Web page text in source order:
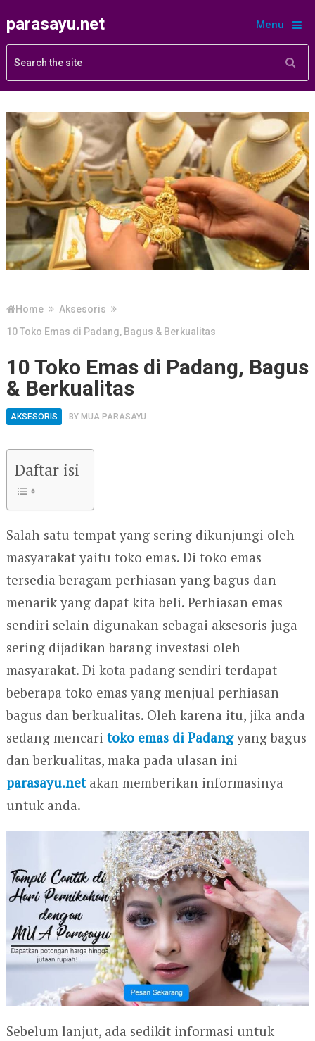
parasayu.net Menu
Home
Aksesoris
10 Toko Emas di Padang, Bagus & Berkualitas
10 Toko Emas di Padang, Bagus
& Berkualitas
AKSESORIS BY MUA PARASAYU
Daftar isi
Salah satu tempat yang sering dikunjungi oleh
masyarakat yaitu toko emas. Di toko emas
tersedia beragam perhiasan yang bagus dan
menarik yang dapat kita beli. Perhiasan emas
sendiri selain digunakan sebagai aksesoris juga
sering dijadikan barang investasi oleh
masyarakat. Di kota padang sendiri terdapat
beberapa toko emas yang menjual perhiasan
bagus dan berkualitas. Oleh karena itu, jika anda
sedang mencari toko emas di Padangyang bagus
dan berkualitas, maka pada ulasan ini
parasayu.netakan memberikan informasinya
untuk anda.
Sebelum lanjut, ada sedikit informasi untuk